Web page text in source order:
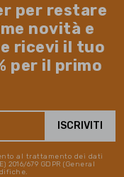
per restare
novità e
ricevi il tuo
per il primo
al trattamento dei dati
679 GDPR (General